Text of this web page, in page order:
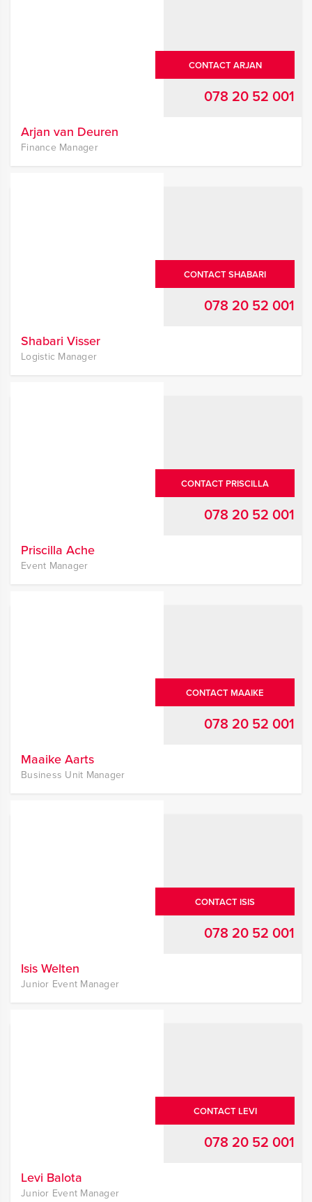
CONTACT ARJAN
078 20 52 001
Arjan van Deuren
Finance Manager
CONTACT SHABARI
078 20 52 001
Shabari Visser
Logistic Manager
CONTACT PRISCILLA
078 20 52 001
Priscilla Ache
Event Manager
CONTACT MAAIKE
078 20 52 001
Maaike Aarts
Business Unit Manager
CONTACT ISIS
078 20 52 001
Isis Welten
Junior Event Manager
CONTACT LEVI
078 20 52 001
Levi Balota
Junior Event Manager